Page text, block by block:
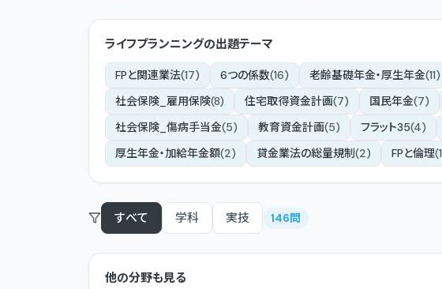
ライフプランニングの出題テーマ
FPと関連業法(17) 6つの係数(16) 老齢基礎年金・厚生年金(11)
社会保険_雇用保険(8) 住宅取得資金計画(7) 国民年金(7)
社会保険_傷病手当金(5) 教育資金計画(5) フラット35(4)
厚生年金・加給年金額(2) 貸金業法の総量規制(2) FPと倫理(1
すべて 学科 実技 146問
他の分野も見る